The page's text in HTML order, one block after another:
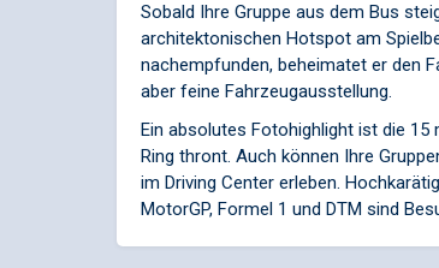
Sobald Ihre Gruppe aus dem Bus
architektonischen Hotspot am
nachempfunden, beheimatet er den
aber feine Fahrzeugausstellung.
Ein absolutes Fotohighlight ist die 15
Ring thront. Auch können Ihre
im Driving Center erleben.
MotorGP, Formel 1 und DTM sind